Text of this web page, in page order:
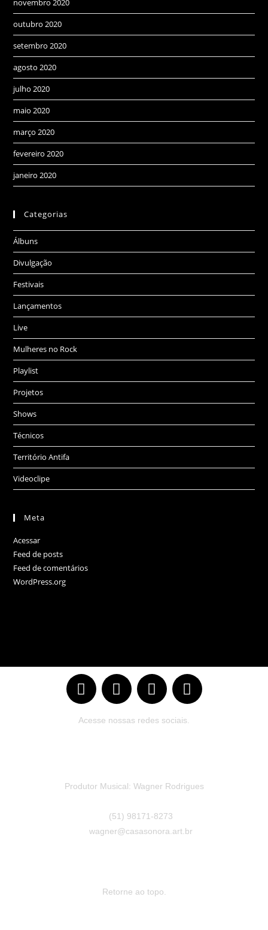
novembro 2020
outubro 2020
setembro 2020
agosto 2020
julho 2020
maio 2020
março 2020
fevereiro 2020
janeiro 2020
Categorias
Álbuns
Divulgação
Festivais
Lançamentos
Live
Mulheres no Rock
Playlist
Projetos
Shows
Técnicos
Território Antifa
Videoclipe
Meta
Acessar
Feed de posts
Feed de comentários
WordPress.org
Acesse nossas redes sociais.
Produtor Musical: Wagner Rodrigues
(51) 98171-8273
wagner@casasonora.art.br
Retorne ao topo.